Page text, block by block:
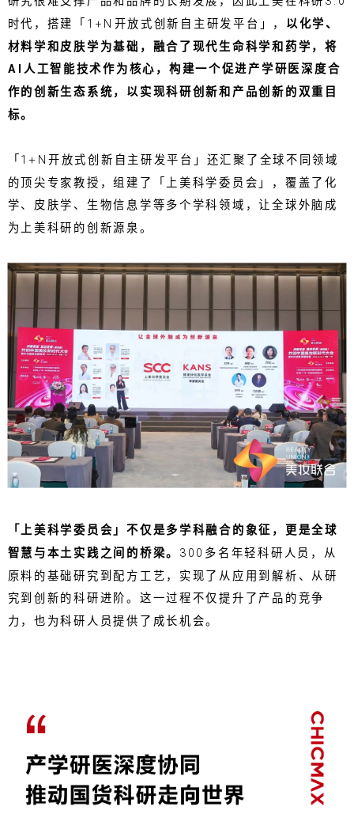
时代，搭建「1+N开放式创新自主研发平台」， 以化学、
材料学和皮肤学为基础，融合了现代生命科学和药学，将
AI人工智能技术作为核心，构建一个促进产学研医深度合
作的创新生态系统，以实现科研创新和产品创新的双重目
标。
「1+N开放式创新自主研发平台」还汇聚了全球不同领域
的顶尖专家教授，组建了「上美科学委员会」，覆盖了化
学、皮肤学、生物信息学等多个学科领域，让全球外脑成
为上美科研的创新源泉。
「上美科学委员会」不仅是多学科融合的象征，更是全球
智慧与本土实践之间的桥梁。 300多名年轻科研人员，从
原料的基础研究到配方工艺，实现了从应用到解析、从研
究到创新的科研进阶。这一过程不仅提升了产品的竞争
力，也为科研人员提供了成长机会。